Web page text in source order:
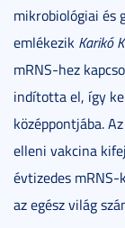
mikrobiológiai és
emlékezik Karikó
mRNS-hez
indította el, így
középpontjába.
elleni vakcina
évtizedes
az egész világ